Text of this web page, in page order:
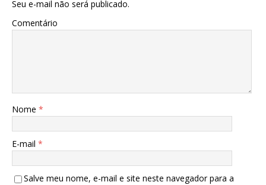
Seu e-mail não será publicado.
Comentário
Nome *
E-mail *
Salve meu nome, e-mail e site neste navegador para a